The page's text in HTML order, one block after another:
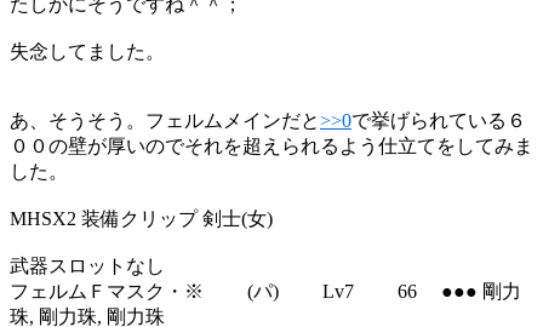
たしかにそうですね＾＾；
失念してました。
あ、そうそう。フェルムメインだと>>0で挙げられている６
００の壁が厚いのでそれを超えられるよう仕立てをしてみま
した。
MHSX2 装備クリップ 剣士(女)
武器スロットなし
フェルムＦマスク・※ (パ) Lv7 66 ●●● 剛力
珠, 剛力珠, 剛力珠